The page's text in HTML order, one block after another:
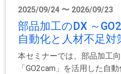
2025/09/24 〜 2026/09/23
部品加工のDX ～
自動化と人材不足対
本セミナーでは、部品加工
「GO2cam」を活用した自